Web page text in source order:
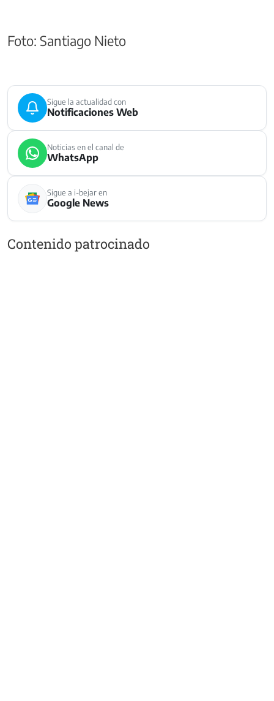
Foto: Santiago Nieto
Sigue la actualidad con
Notificaciones Web
Noticias en el canal de
WhatsApp
Sigue a i-bejar en
Google News
Contenido patrocinado